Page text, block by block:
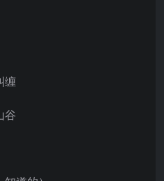
缠
谷